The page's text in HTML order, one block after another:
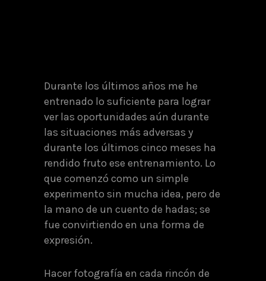
Durante los últimos años me he
entrenado lo suficiente para lograr
ver las oportunidades aún durante
las situaciones más adversas y
durante los últimos cinco meses ha
rendido fruto ese entrenamiento. Lo
que comenzó como un simple
experimento sin mucha idea, pero de
la mano de un cuento de hadas; se
fue convirtiendo en una forma de
expresión.
Hacer fotografía en cada rincón de